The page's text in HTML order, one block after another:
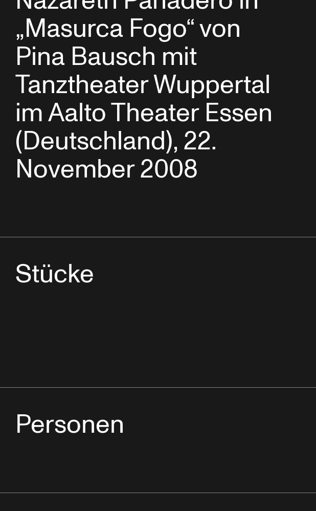
„Masurca Fogo“ von
Pina Bausch mit
Tanztheater Wuppertal
im Aalto Theater Essen
(Deutschland), 22.
November 2008
Stücke
Personen